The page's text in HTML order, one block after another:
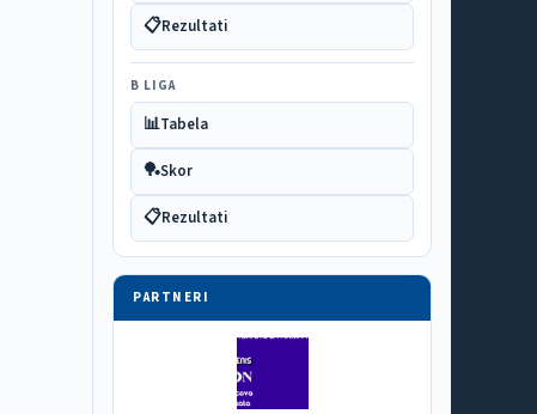
📋Rezultati
B LIGA
📊Tabela
🏓Skor
📋Rezultati
PARTNERI